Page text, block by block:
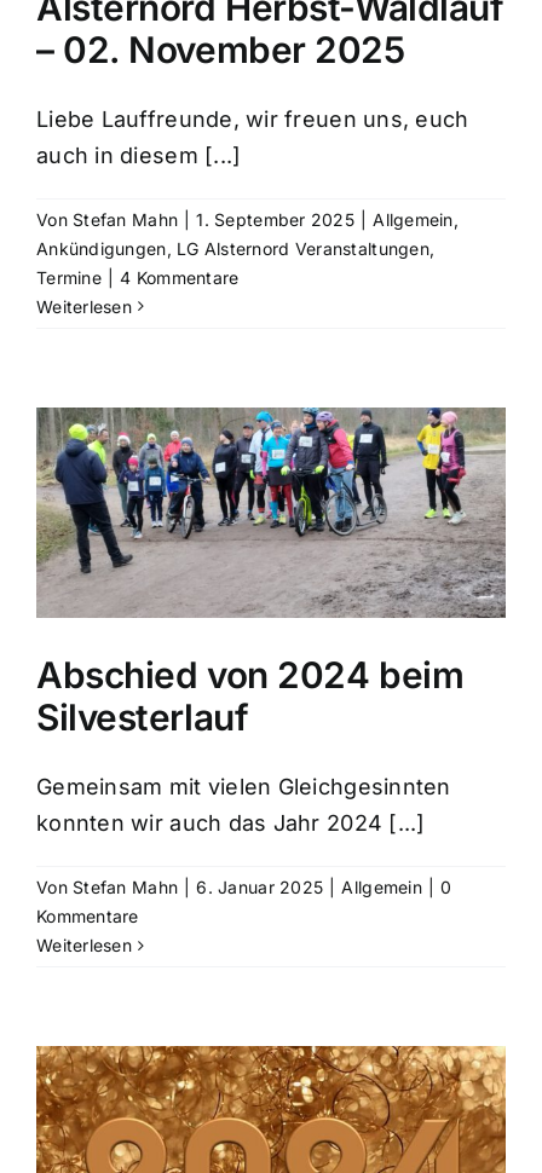
– 02. November 2025
Liebe Lauffreunde, wir freuen uns, euch
auch in diesem [...]
Von Stefan Mahn 1. September 2025 Allgemein,
Ankündigungen, LG Alsternord Veranstaltungen,
Termine
4 Kommentare
Weiterlesen
Abschied von 2024 beim
Silvesterlauf
Gemeinsam mit vielen Gleichgesinnten
konnten wir auch das Jahr 2024 [...]
Von Stefan Mahn 6. Januar 2025 Allgemein
0
Kommentare
Weiterlesen